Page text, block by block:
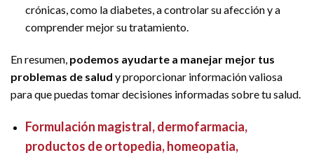
crónicas, como la diabetes, a controlar su afección y a
comprender mejor su tratamiento.
En resumen, podemos ayudarte a manejar mejor tus
problemas de salud y proporcionar información valiosa
para que puedas tomar decisiones informadas sobre tu salud.
Formulación magistral, dermofarmacia,
productos de ortopedia, homeopatia,